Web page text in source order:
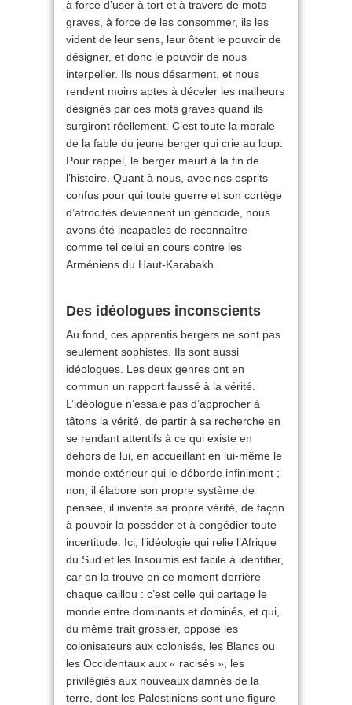
à force d’user à tort et à travers de mots
graves, à force de les consommer, ils les
vident de leur sens, leur ôtent le pouvoir de
désigner, et donc le pouvoir de nous
interpeller. Ils nous désarment, et nous
rendent moins aptes à déceler les malheurs
désignés par ces mots graves quand ils
surgiront réellement. C’est toute la morale
de la fable du jeune berger qui crie au loup.
Pour rappel, le berger meurt à la fin de
l’histoire. Quant à nous, avec nos esprits
confus pour qui toute guerre et son cortège
d’atrocités deviennent un génocide, nous
avons été incapables de reconnaître
comme tel celui en cours contre les
Arméniens du Haut-Karabakh.
Des idéologues inconscients
Au fond, ces apprentis bergers ne sont pas
seulement sophistes. Ils sont aussi
idéologues. Les deux genres ont en
commun un rapport faussé à la vérité.
L’idéologue n’essaie pas d’approcher à
tâtons la vérité, de partir à sa recherche en
se rendant attentifs à ce qui existe en
dehors de lui, en accueillant en lui-même le
monde extérieur qui le déborde infiniment ;
non, il élabore son propre système de
pensée, il invente sa propre vérité, de façon
à pouvoir la posséder et à congédier toute
incertitude. Ici, l’idéologie qui relie l’Afrique
du Sud et les Insoumis est facile à identifier,
car on la trouve en ce moment derrière
chaque caillou : c’est celle qui partage le
monde entre dominants et dominés, et qui,
du même trait grossier, oppose les
colonisateurs aux colonisés, les Blancs ou
les Occidentaux aux « racisés », les
privilégiés aux nouveaux damnés de la
terre, dont les Palestiniens sont une figure